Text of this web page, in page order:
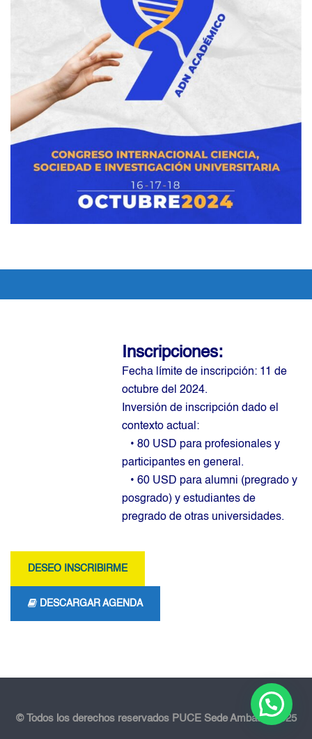
Inscripciones:
Fecha límite de inscripción: 11 de
octubre del 2024.
Inversión de inscripción dado el
contexto actual:
• 80 USD para profesionales y
participantes en general.
• 60 USD para alumni (pregrado y
posgrado) y estudiantes de
pregrado de otras universidades.
DESEO INSCRIBIRME
DESCARGAR AGENDA
© Todos los derechos reservados PUCE Sede Ambato - 2025